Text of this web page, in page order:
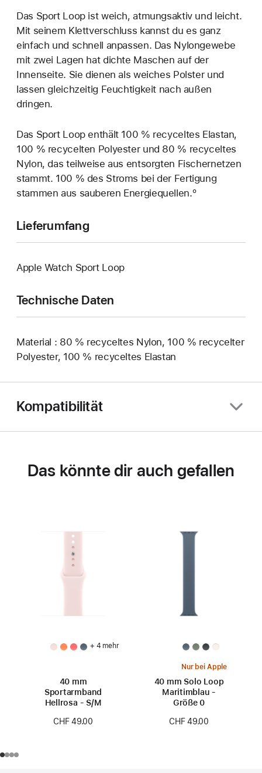
Das Sport Loop ist weich, atmungsaktiv und leicht.
Mit seinem Klettverschluss kannst du es ganz
einfach und schnell anpassen. Das Nylongewebe
mit zwei Lagen hat dichte Maschen auf der
Innenseite. Sie dienen als weiches Polster und
lassen gleichzeitig Feuchtigkeit nach außen
dringen.
Das Sport Loop enthält 100 % recyceltes Elastan,
100 % recycelten Polyester und 80 % recyceltes
Nylon, das teilweise aus entsorgten Fischernetzen
stammt. 100 % des Stroms bei der Fertigung
stammen aus sauberen Energiequellen.º
Lieferumfang
Apple Watch Sport Loop
Technische Daten
Material : 80 % recyceltes Nylon, 100 % recycelter
Polyester, 100 % recyceltes Elastan
Kompatibilität
Das könnte dir auch gefallen
+ 4 mehr
40 mm
Sportarmband
Hellrosa - S/M
CHF 49.00
Nur bei Apple
40 mm Solo Loop
Maritimblau -
Größe 0
CHF 49.00